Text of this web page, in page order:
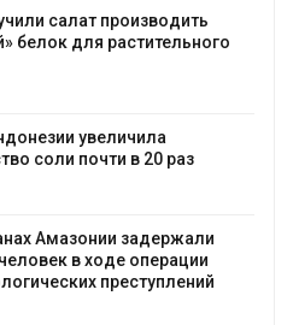
салат производить
белок для растительного
увеличила
соли почти в 20 раз
Амазонии задержали
в ходе операции
преступлений